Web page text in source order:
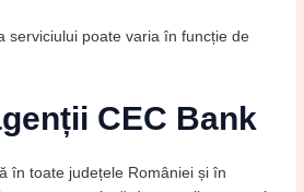
serviciului poate varia în funcție de
CEC Bank
în toate județele României și în